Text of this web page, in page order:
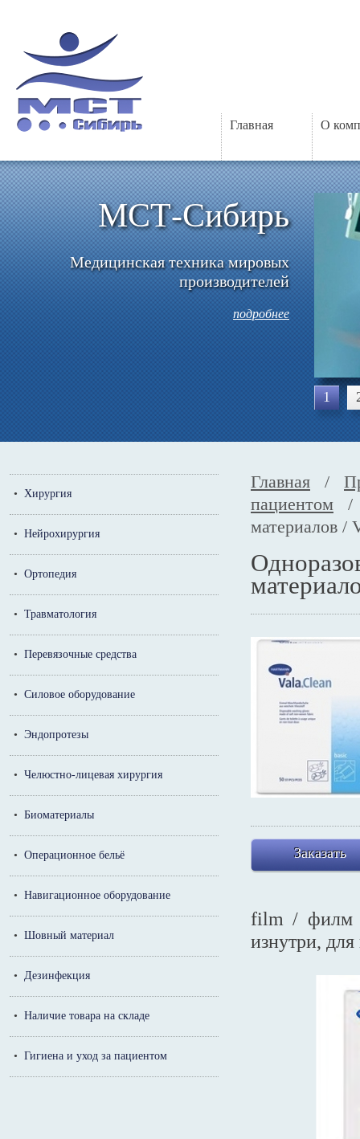
Главная О
МСТ-Сибирь
Медицинская техника мировых
производителей
подробнее
1
• Хирургия
• Нейрохирургия
• Ортопедия
• Травматология
• Перевязочные средства
• Силовое оборудование
• Эндопротезы
• Челюстно-лицевая хирургия
• Биоматериалы
• Операционное бельё
• Навигационное оборудование
• Шовный материал
• Дезинфекция
• Наличие товара на складе
• Гигиена и уход за пациентом
Главная /
пациентом /
материалов /
Заказать
film / филм
изнутри,